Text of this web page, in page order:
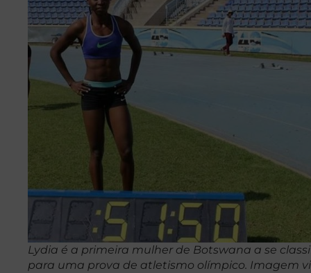
Lydia é a primeira mulher de Botswana a se
para uma prova de atletismo olímpico. Imagem